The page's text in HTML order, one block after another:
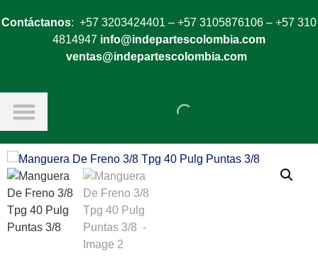
Contáctanos: +57 3203424401 – +57 3105876106 – +57 310
4814947 info@indepartescolombia.com
ventas@indepartescolombia.com